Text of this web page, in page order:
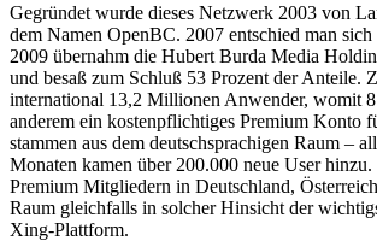
Gegründet wurde dieses Netzwerk 2003 von
dem Namen OpenBC. 2007 entschied man
2009 übernahm die Hubert Burda Media
und besaß zum Schluß 53 Prozent der Anteile.
international 13,2 Millionen Anwender, womit
anderem ein kostenpflichtiges Premium Konto
stammen aus dem deutschsprachigen Raum –
Monaten kamen über 200.000 neue User
Premium Mitgliedern in Deutschland,
Raum gleichfalls in solcher Hinsicht der
Xing-Plattform.